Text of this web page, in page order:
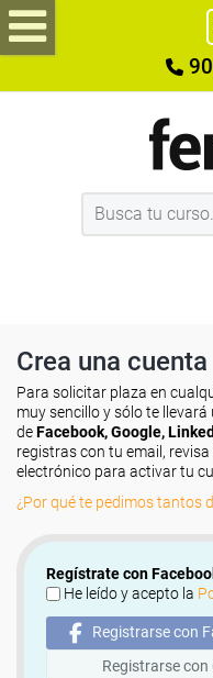
Crea una cuenta
Para solicitar plaza en
muy sencillo y sólo te
deFacebook, Google,
registras con tu email,
electrónico para activar tu
¿Por qué te pedimos tantos
Regístrate con
He leído y acepto la
Registrarse con
Registrarse con